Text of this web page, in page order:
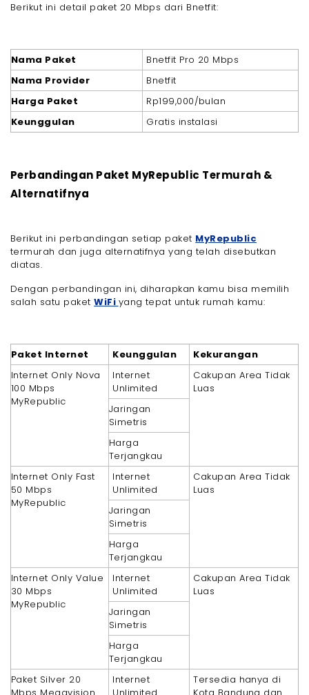
Berikut ini detail paket 20 Mbps dari Bnetfit:
Nama Paket
Bnetfit Pro 20 Mbps
Nama Provider
Bnetfit
Harga Paket
Rp199,000/bulan
Keunggulan
Gratis instalasi
Perbandingan Paket MyRepublic Termurah &
Alternatifnya
Berikut ini perbandingan setiap paket MyRepublic
termurah dan juga alternatifnya yang telah disebutkan
diatas.
Dengan perbandingan ini, diharapkan kamu bisa memilih
salah satu paketWiFi yang tepat untuk rumah kamu:
Paket Internet Keunggulan
Kekurangan
Internet Only Nova
100 Mbps
MyRepublic
Internet
Unlimited
Cakupan Area Tidak
Luas
Jaringan
Simetris
Harga
Terjangkau
Internet Only Fast
50 Mbps
MyRepublic
Internet
Unlimited
Cakupan Area Tidak
Luas
Jaringan
Simetris
Harga
Terjangkau
Internet Only Value
30 Mbps
MyRepublic
Internet
Unlimited
Cakupan Area Tidak
Luas
Jaringan
Simetris
Harga
Terjangkau
Paket Silver 20
Internet
Tersedia hanya di